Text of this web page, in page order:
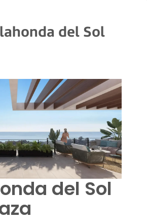
del Sol
del Sol